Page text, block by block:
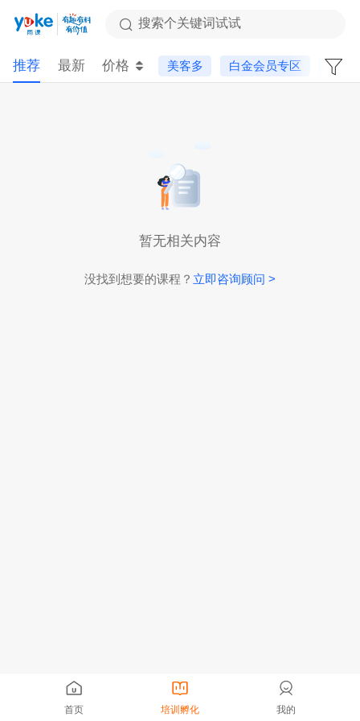
搜索个关键词试试
推荐 最新 价格 美客多 白金会员专区 运营
暂无相关内容
没找到想要的课程？ 立即咨询顾问 >
首页 培训孵化 我的